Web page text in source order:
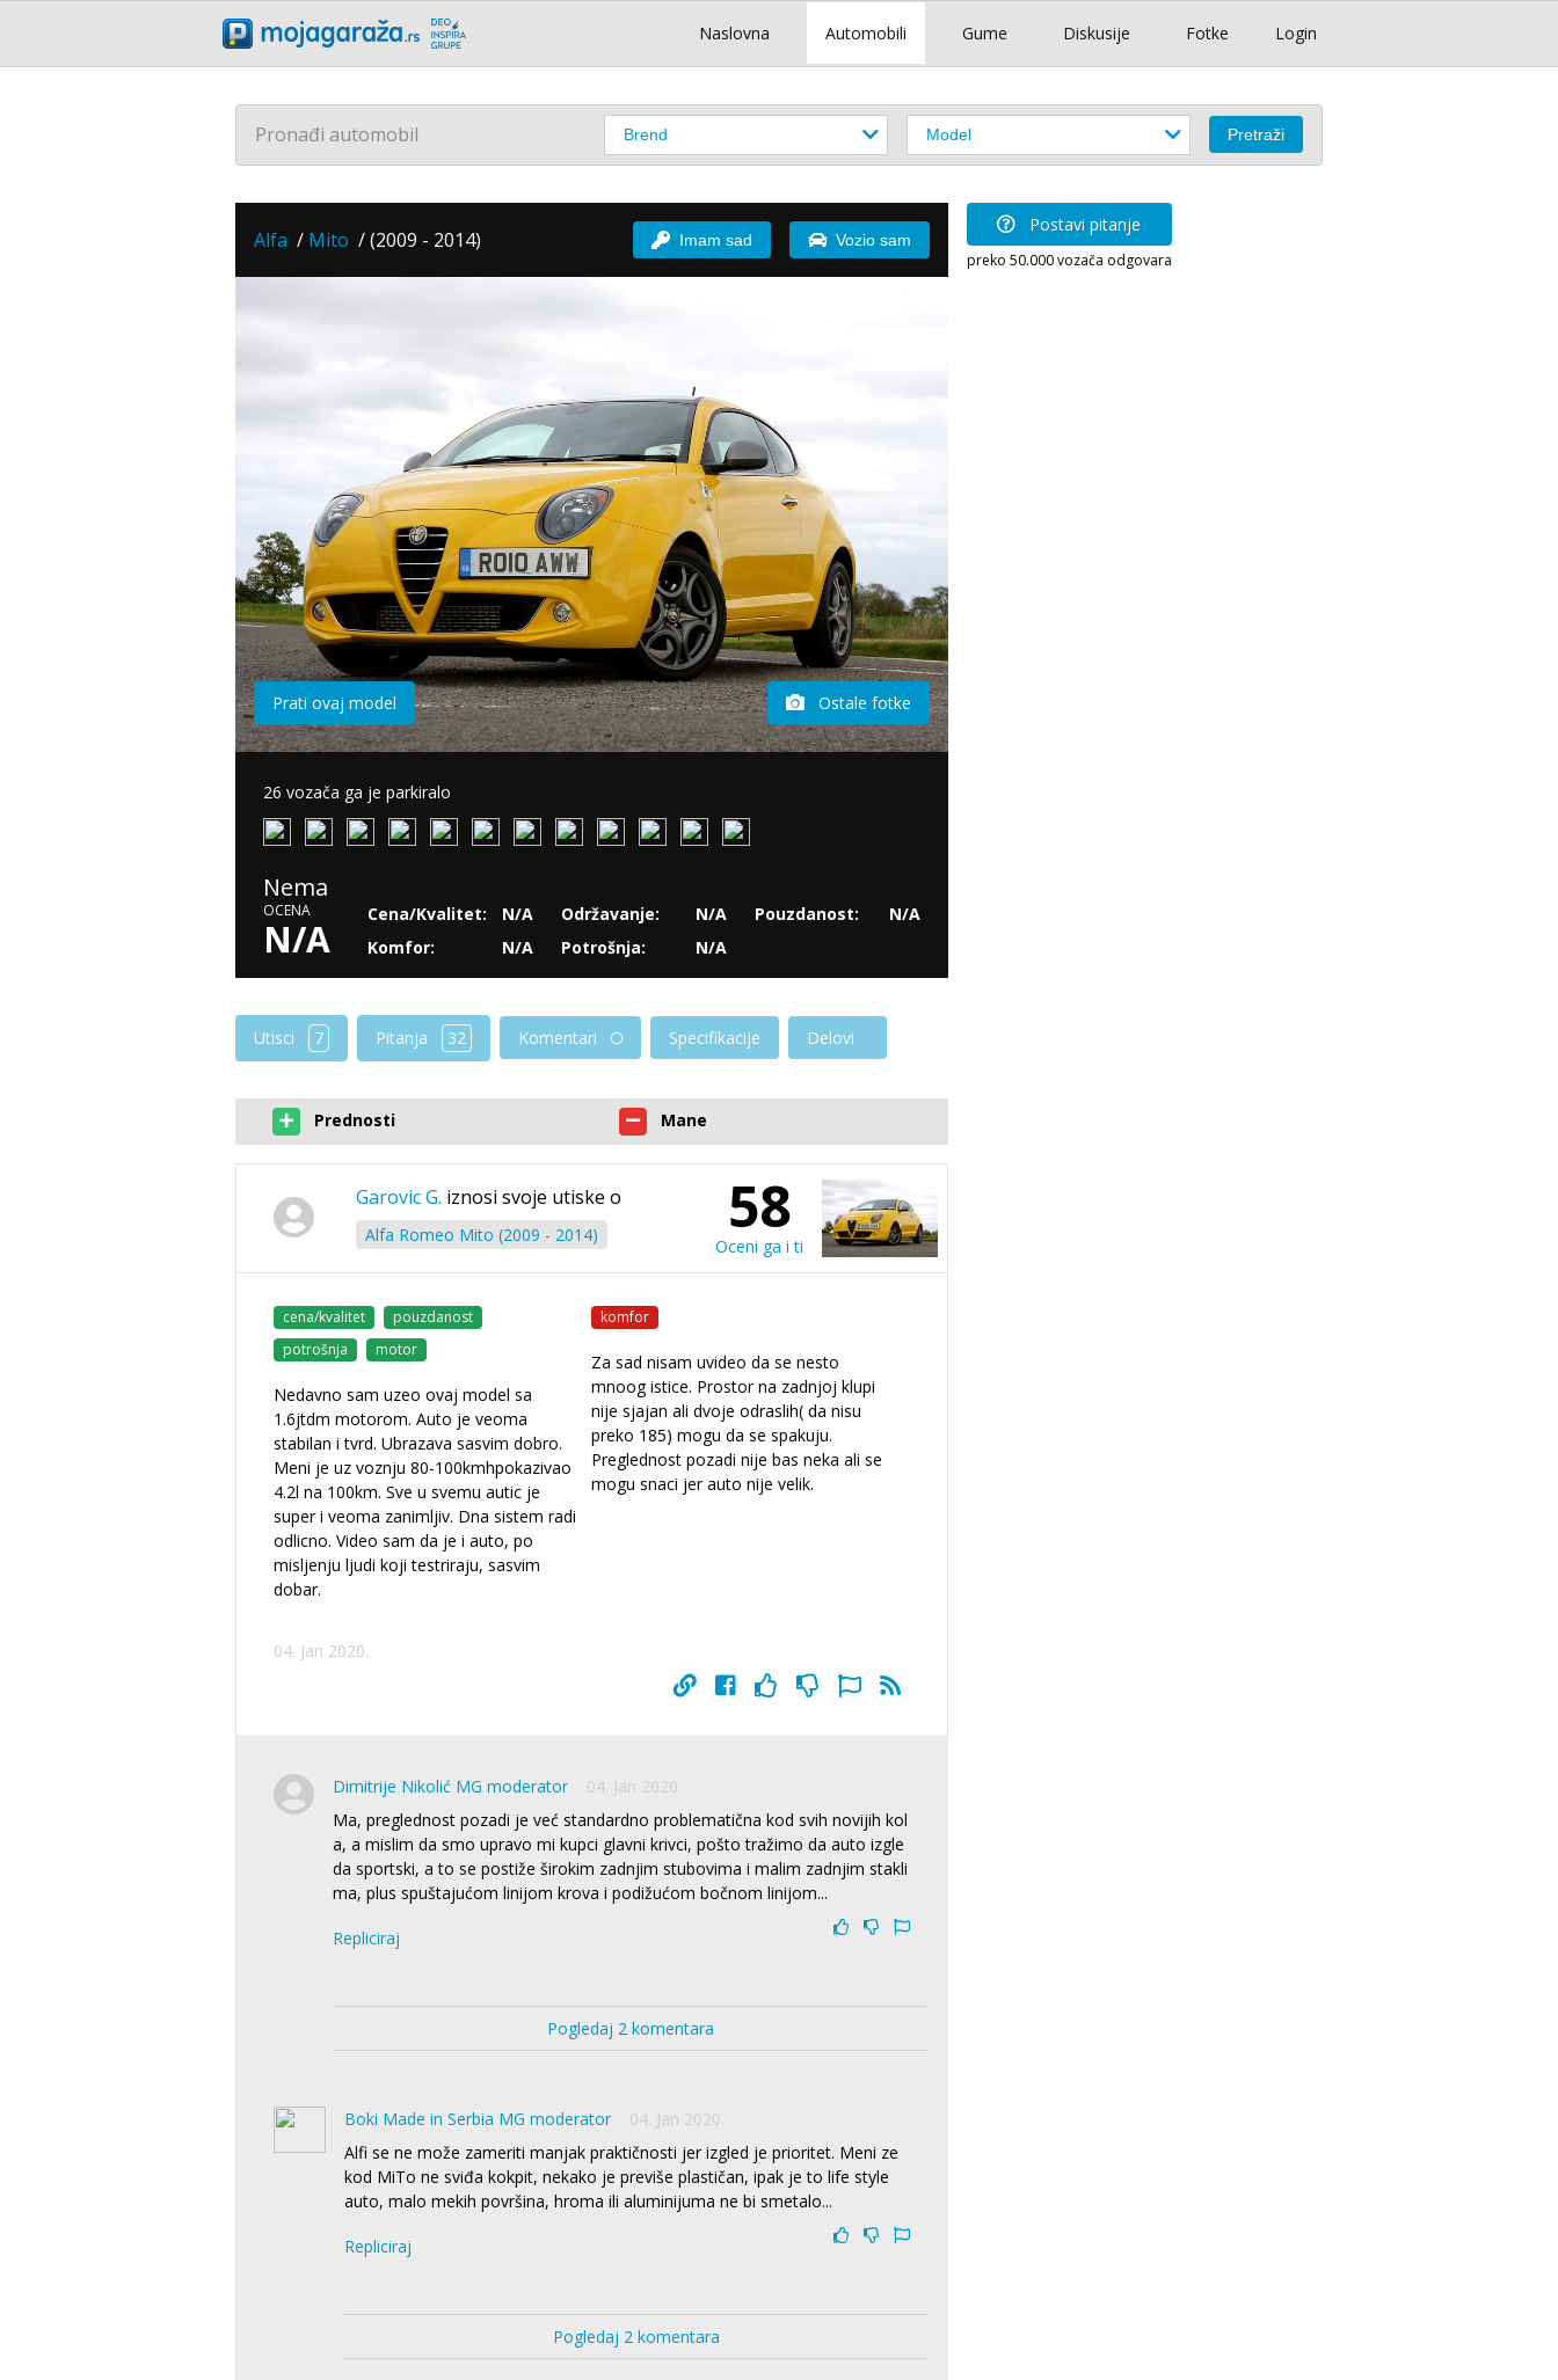
Login
Naslovna Automobili Gume Diskusije Fotke
Pronađi automobil
Alfa / Mito /(2009 - 2014) Imam sad Vozio sam
Prati ovaj model Ostale fotke
26 vozača ga je parkiralo
Nema
OCENA
N/A
Cena/Kvalitet:
N/A
Komfor:
N/A
Održavanje:
N/A
Potrošnja:
N/A
Pouzdanost: N/A
Utisci 7 Pitanja 32 Komentari Specifikacije Delovi
Prednosti Mane
Garovic G. iznosi svoje utiske o
Alfa Romeo Mito (2009 - 2014) 58
Oceni ga i ti
cena/kvalitet
pouzdanost
potrošnja
motor
Nedavno sam uzeo ovaj model sa
1.6jtdm motorom. Auto je veoma
stabilan i tvrd. Ubrazava sasvim dobro.
Meni je uz voznju 80-100kmhpokazivao
4.2l na 100km. Sve u svemu autic je
super i veoma zanimljiv. Dna sistem radi
odlicno. Video sam da je i auto, po
misljenju ljudi koji testriraju, sasvim
dobar.
komfor
Za sad nisam uvideo da se nesto
mnoog istice. Prostor na zadnjoj klupi
nije sjajan ali dvoje odraslih( da nisu
preko 185) mogu da se spakuju.
Preglednost pozadi nije bas neka ali se
mogu snaci jer auto nije velik.
04. Jan 2020.
Dimitrije Nikolić MG moderator
04. Jan 2020.
Ma, preglednost pozadi je već standardno problematična kod svih novijih kol
a, a mislim da smo upravo mi kupci glavni krivci, pošto tražimo da auto izgle
da sportski, a to se postiže širokim zadnjim stubovima i malim zadnjim stakli
ma, plus spuštajućom linijom krova i podižućom bočnom linijom...
Repliciraj
Pogledaj 2 komentara
Boki Made in Serbia MG moderator
04. Jan 2020.
Alfi se ne može zameriti manjak praktičnosti jer izgled je prioritet. Meni ze
kod MiTo ne sviđa kokpit, nekako je previše plastičan, ipak je to life style
auto, malo mekih površina, hroma ili aluminijuma ne bi smetalo...
Repliciraj
Pogledaj 2 komentara
Postavi pitanje
preko 50.000 vozača odgovara